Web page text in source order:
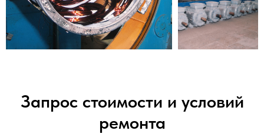
Запрос стоимости и условий
ремонта